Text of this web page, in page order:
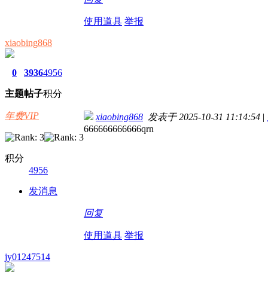
使用道具 举报
xiaobing868
0
主题
3936
帖子
4956
积分
年费VIP
积分
4956
发消息
xiaobing868 发表于 2025-10-31 11:14:54 |
666666666666qrn
回复
使用道具 举报
jy01247514